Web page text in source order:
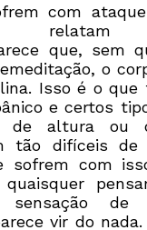
com
relatam
que, sem
o
Isso é o que
e certos
de altura ou
tão difíceis de
sofrem com
sensação de
vir do